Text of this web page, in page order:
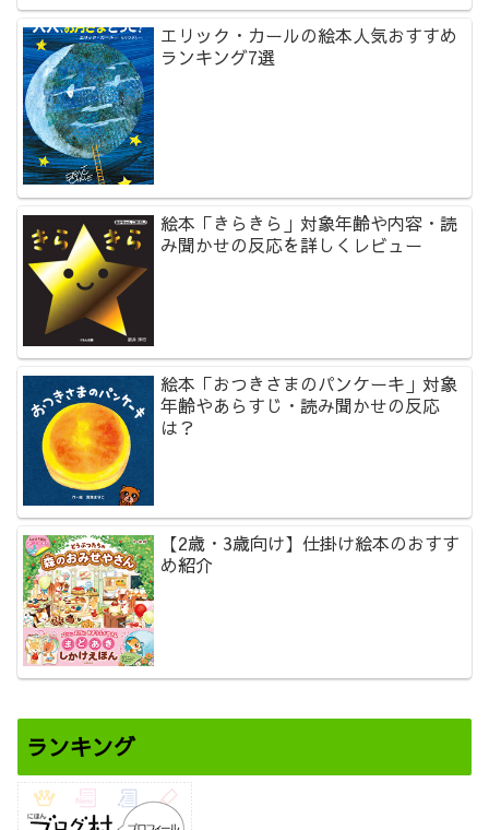
エリック・カールの絵本人気おすすめ
ランキング7選
絵本「きらきら」対象年齢や内容・読
み聞かせの反応を詳しくレビュー
絵本「おつきさまのパンケーキ」対象
年齢やあらすじ・読み聞かせの反応
は？
【2歳・3歳向け】仕掛け絵本のおすす
め紹介
ランキング